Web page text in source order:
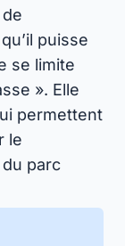
puisse
se limite
». Elle
permettent
le
parc